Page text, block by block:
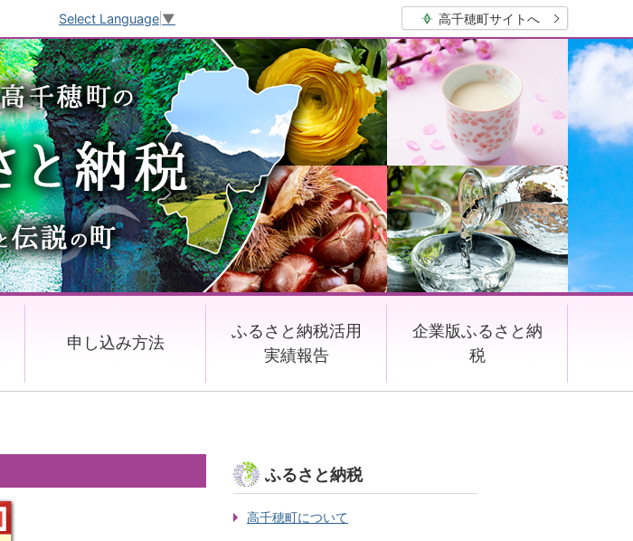
Select Language ▼ 高千穂町サイトへ
申し込み方法
ふるさと納税活用
実績報告
企業版ふるさと納
税
ふるさと納税
高千穂町について